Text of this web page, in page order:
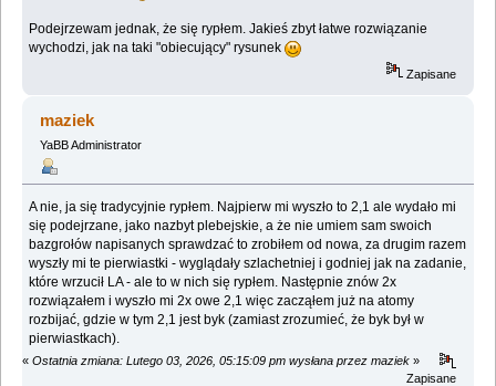
Podejrzewam jednak, że się rypłem. Jakieś zbyt łatwe rozwiązanie
wychodzi, jak na taki "obiecujący" rysunek
Zapisane
maziek
YaBB Administrator
A nie, ja się tradycyjnie rypłem. Najpierw mi wyszło to 2,1 ale wydało mi
się podejrzane, jako nazbyt plebejskie, a że nie umiem sam swoich
bazgrołów napisanych sprawdzać to zrobiłem od nowa, za drugim razem
wyszły mi te pierwiastki - wyglądały szlachetniej i godniej jak na zadanie,
które wrzucił LA - ale to w nich się rypłem. Następnie znów 2x
rozwiązałem i wyszło mi 2x owe 2,1 więc zacząłem już na atomy
rozbijać, gdzie w tym 2,1 jest byk (zamiast zrozumieć, że byk był w
pierwiastkach).
« Ostatnia zmiana: Lutego 03, 2026, 05:15:09 pm wysłana przez maziek »
Zapisane